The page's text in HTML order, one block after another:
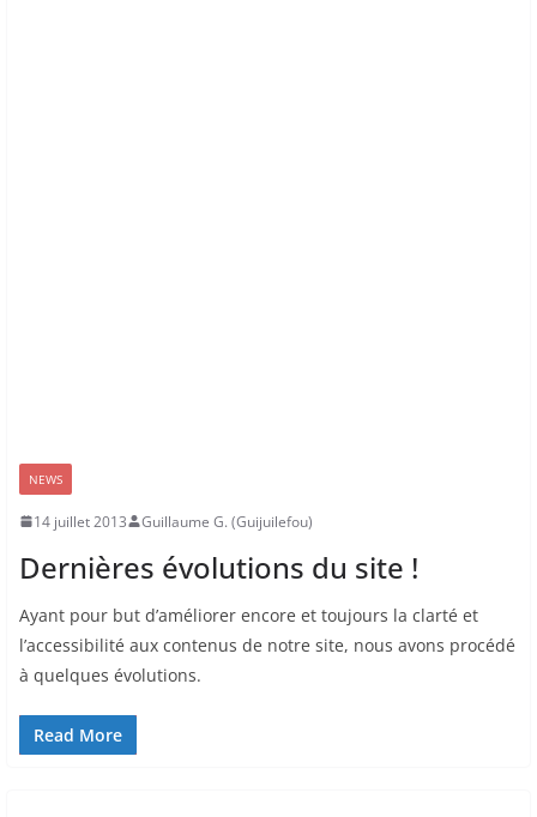
NEWS
14 juillet 2013 Guillaume G. (Guijuilefou)
Dernières évolutions du site !
Ayant pour but d’améliorer encore et toujours la clarté et
l’accessibilité aux contenus de notre site, nous avons procédé
à quelques évolutions.
Read More